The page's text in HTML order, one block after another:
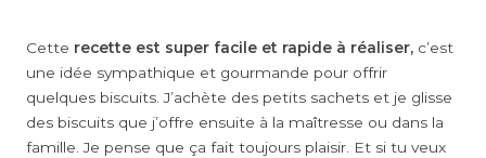
Cette recette est super facile et rapide à réaliser, c’est
une idée sympathique et gourmande pour offrir
quelques biscuits. J’achète des petits sachets et je glisse
des biscuits que j’offre ensuite à la maîtresse ou dans la
famille. Je pense que ça fait toujours plaisir. Et si tu veux